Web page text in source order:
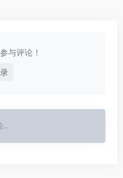
与评论！
...